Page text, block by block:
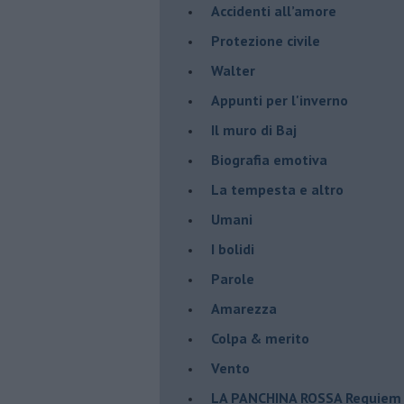
Accidenti all’amore
Protezione civile
Walter
Appunti per l'inverno
Il muro di Baj
Biografia emotiva
La tempesta e altro
Umani
I bolidi
Parole
Amarezza
Colpa & merito
Vento
​LA PANCHINA ROSSA